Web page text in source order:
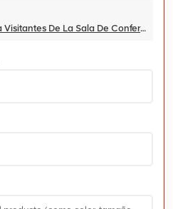
Silla De Malla Ejecutiva Para Visitantes De La Sala De Conferencias De Muebles Comerciales